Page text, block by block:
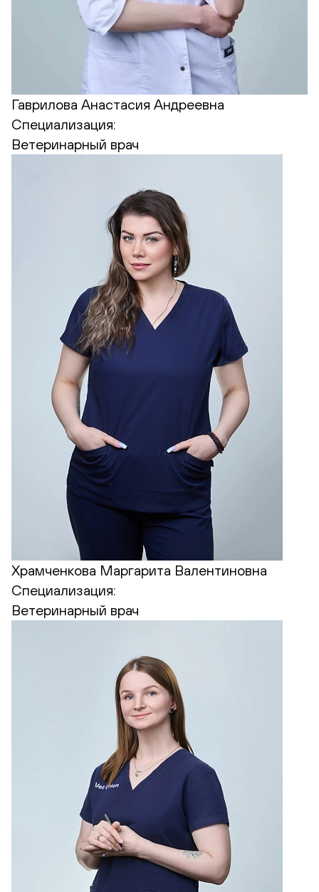
Гаврилова Анастасия Андреевна
Специализация:
Ветеринарный врач
Храмченкова Маргарита Валентиновна
Специализация:
Ветеринарный врач